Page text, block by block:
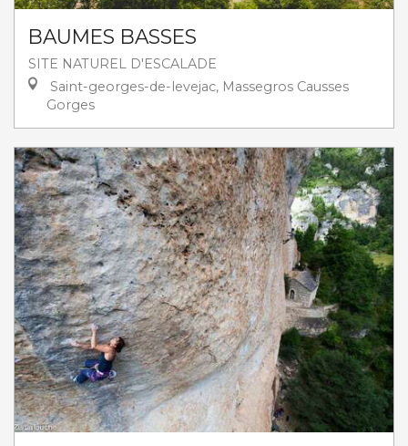
BAUMES BASSES
SITE NATUREL D'ESCALADE
Saint-georges-de-levejac, Massegros Causses
Gorges